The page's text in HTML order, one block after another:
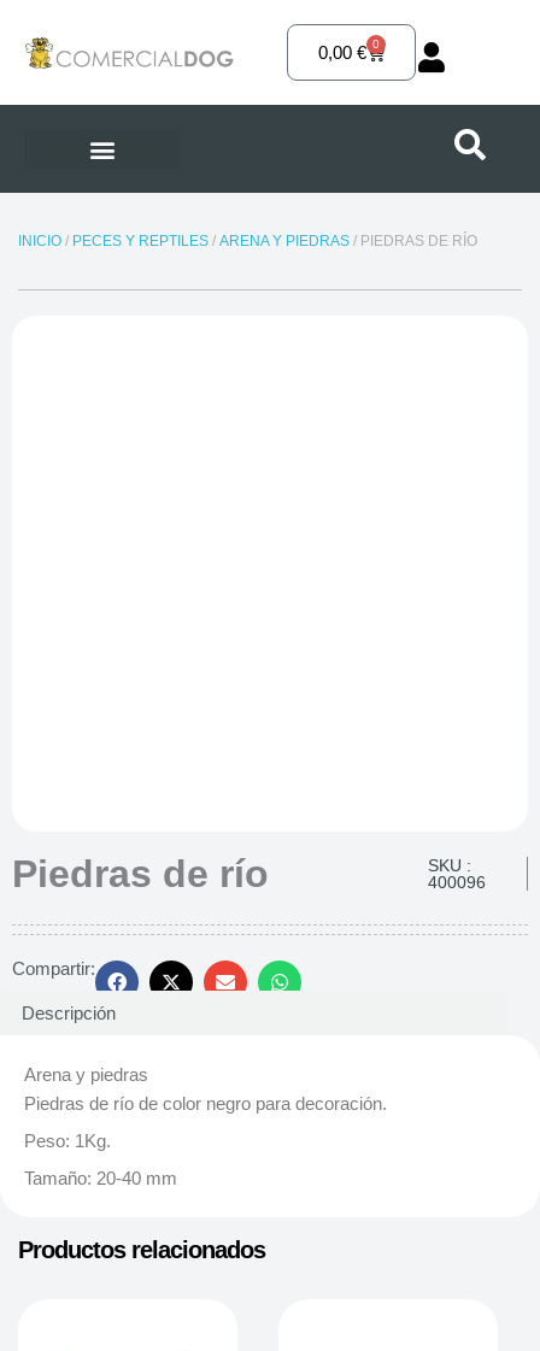
contenido
0,00€ 0
Carrito
INICIO/ PECES Y REPTILES/ ARENA Y PIEDRAS/ PIEDRAS DE RÍO
Piedras de río
SKU :
400096
Compartir:
Descripción
Arena y piedras
Piedras de río de color negro para decoración.
Peso: 1Kg.
Tamaño: 20-40 mm
Productos relacionados